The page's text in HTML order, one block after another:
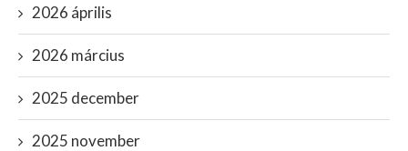
2026 április
2026 március
2025 december
2025 november